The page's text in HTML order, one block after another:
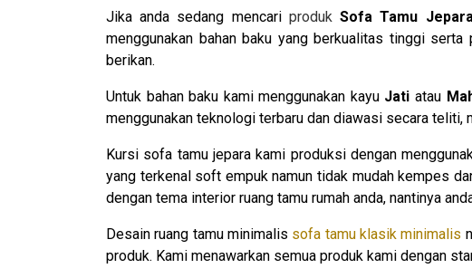
Jika anda sedang mencariprodukSofa Tamu
menggunakan bahan baku yang berkualitas tinggi
berikan.
Untuk bahan baku kami menggunakan kayu Jati atau
menggunakan teknologi terbaru dan diawasi secara teliti,
Kursi sofa tamu jepara kami produksi dengan
yang terkenal soft empuk namun tidak mudah kempes
dengan tema interior ruang tamu rumah anda, nantinya
Desain ruang tamu minimalis sofa tamu klasik minimalis
produk. Kami menawarkan semua produk kami dengan